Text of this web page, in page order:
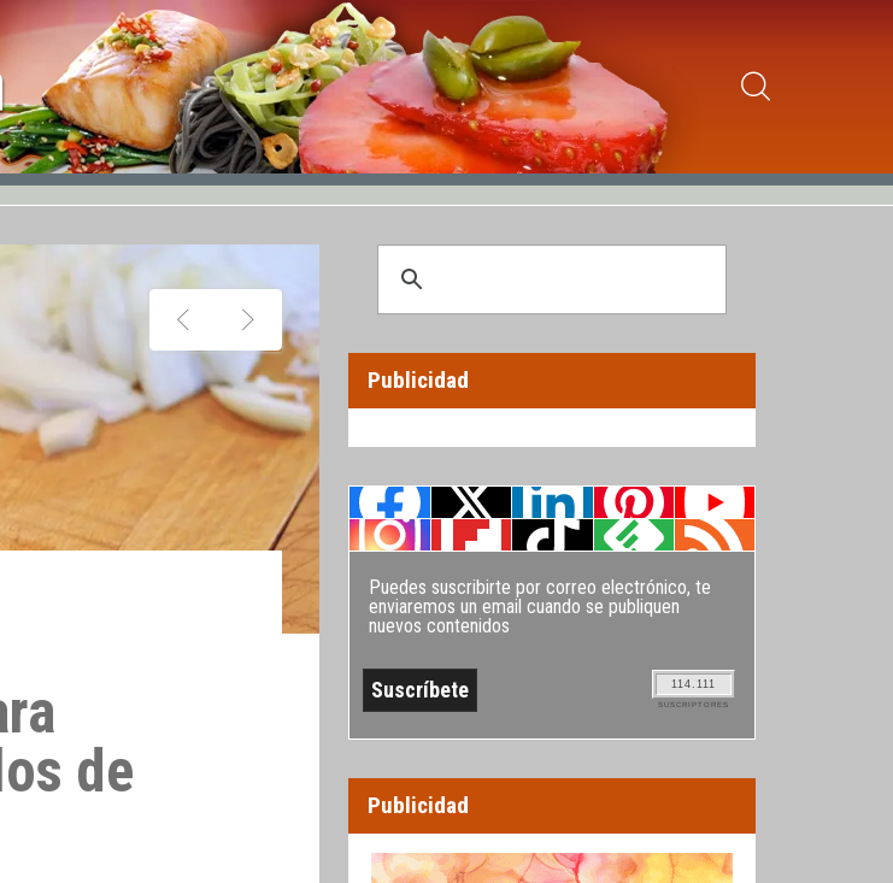
de
Publicidad
Puedes suscribirte por correo electrónico, te
enviaremos un email cuando se publiquen
nuevos contenidos
114.111
SUSCRIPTORES
Publicidad